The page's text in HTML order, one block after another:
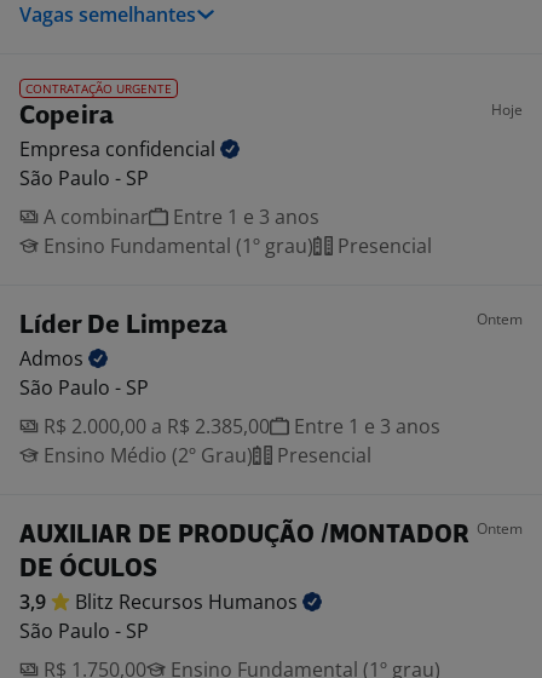
Vagas semelhantes
CONTRATAÇÃO URGENTE
Copeira Hoje
Empresa confidencial
São Paulo - SP
A combinar
Entre 1 e 3 anos
Ensino Fundamental (1º grau)
Presencial
Líder De Limpeza Ontem
Admos
São Paulo - SP
R$ 2.000,00 a R$ 2.385,00
Entre 1 e 3 anos
Ensino Médio (2º Grau)
Presencial
AUXILIAR DE PRODUÇÃO /MONTADOR
DE ÓCULOS
Ontem
3,9 Blitz Recursos Humanos
São Paulo - SP
R$ 1.750,00
Ensino Fundamental (1º grau)